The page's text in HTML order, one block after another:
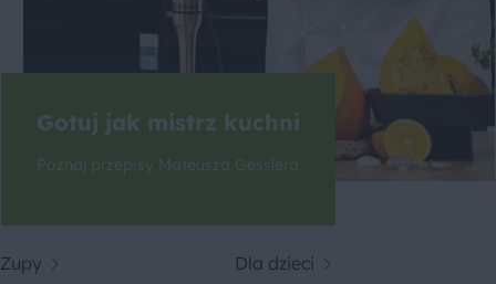
Gotuj jak mistrz kuchni
Poznaj przepisy Mateusza Gesslera
Zupy
Dla dzieci